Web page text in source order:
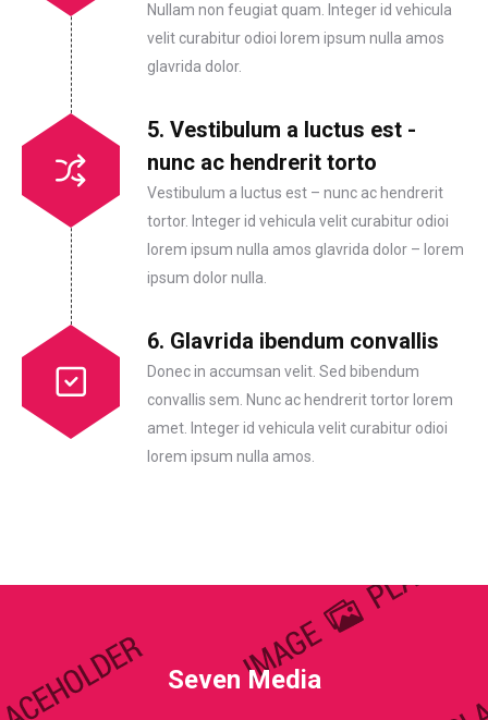
Nullam non feugiat quam. Integer id vehicula
velit curabitur odioi lorem ipsum nulla amos
glavrida dolor.
5. Vestibulum a luctus est -
nunc ac hendrerit torto
Vestibulum a luctus est – nunc ac hendrerit
tortor. Integer id vehicula velit curabitur odioi
lorem ipsum nulla amos glavrida dolor – lorem
ipsum dolor nulla.
6. Glavrida ibendum convallis
Donec in accumsan velit. Sed bibendum
convallis sem. Nunc ac hendrerit tortor lorem
amet. Integer id vehicula velit curabitur odioi
lorem ipsum nulla amos.
Seven Media